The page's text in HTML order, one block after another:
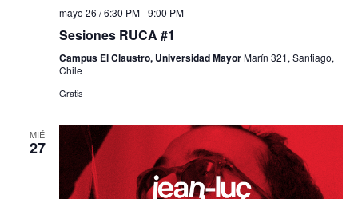
mayo 26 / 6:30 PM-9:00 PM
Sesiones RUCA #1
Campus El Claustro, Universidad MayorMarín 321, Santiago,
Chile
Gratis
MIÉ
27